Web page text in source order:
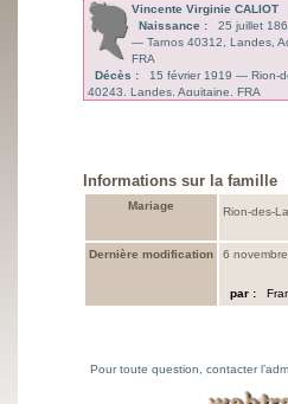
Vincente Virginie CALIOT
Naissance :
25 juillet
— Tarnos 40312, Landes,
FRA
Décès :
15 février 1919 — Rion-
40243, Landes, Aquitaine, FRA
Informations sur la famille
Mariage Rion-des-
Dernière modification 6
par :
Pour toute question, contacter